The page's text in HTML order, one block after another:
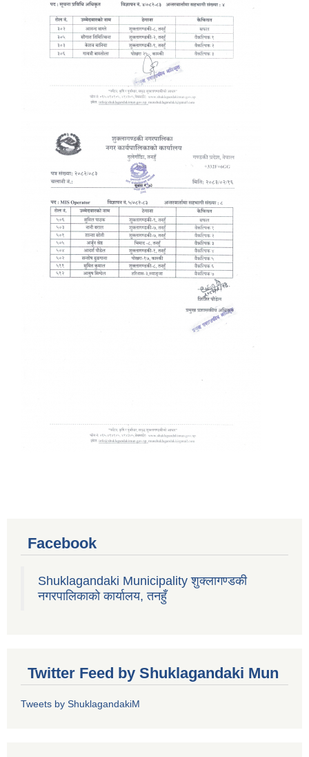
Facebook
Shuklagandaki Municipality शुक्लागण्डकी
नगरपालिकाको कार्यालय, तनहुँ
Twitter Feed by Shuklagandaki Mun
Tweets by ShuklagandakiM